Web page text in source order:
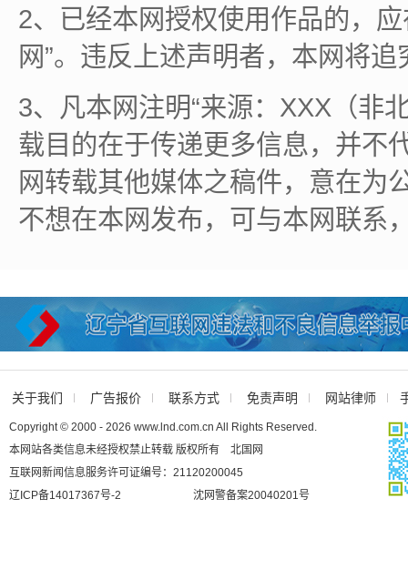
2、已经本网授权使用作品的，
网”。违反上述声明者，本网将
3、凡本网注明“来源：XXX（非
载目的在于传递更多信息，并不
网转载其他媒体之稿件，意在为
不想在本网发布，可与本网联系
关于我们 广告报价 联系方式 免责声明 网站律师
Copyright © 2000 - 2026 www.lnd.com.cn All Rights Reserved.
本网站各类信息未经授权禁止转载 版权所有 北国网
互联网新闻信息服务许可证编号：21120200045
辽ICP备14017367号-2
沈网警备案20040201号